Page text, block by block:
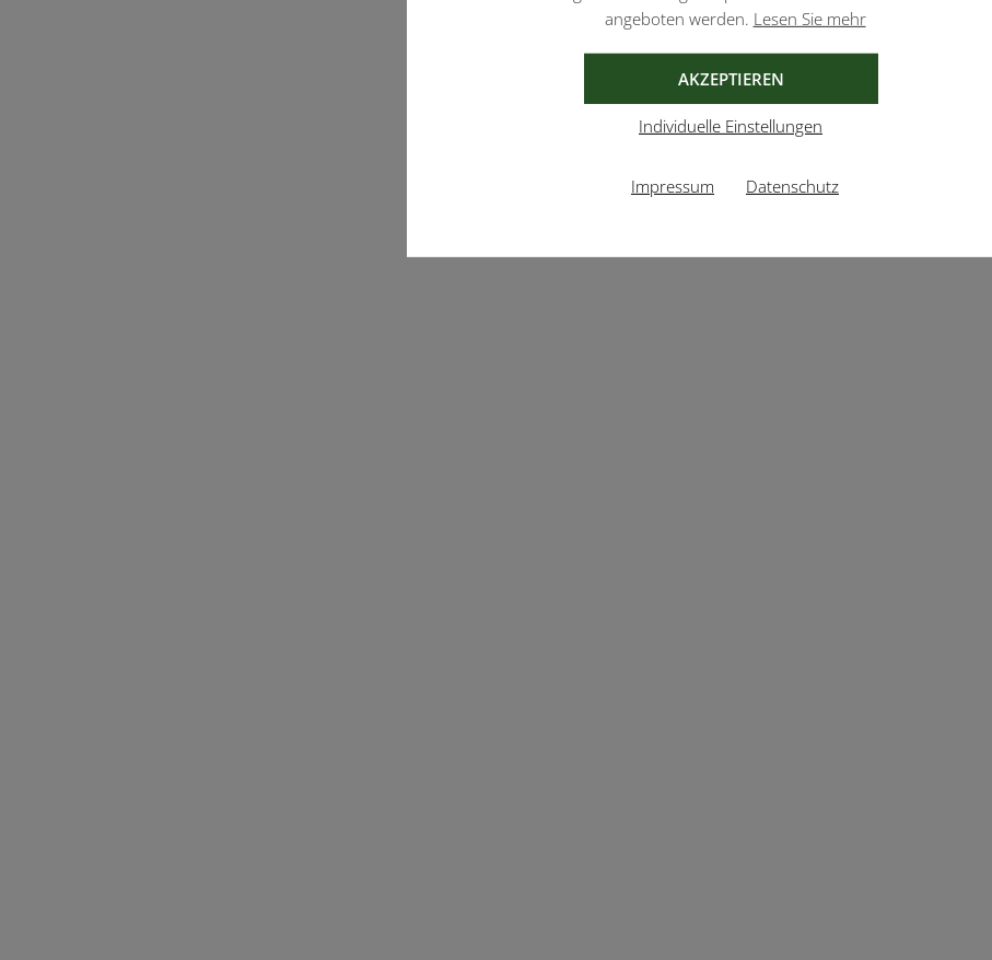
angeboten werden. Lesen Sie mehr
AKZEPTIEREN
Individuelle Einstellungen
Impressum Datenschutz